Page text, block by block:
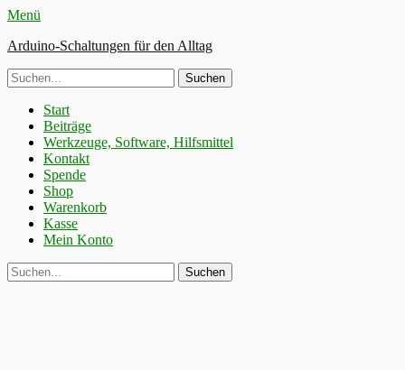
Menü
Arduino-Schaltungen für den Alltag
Suche
nach:
Primäres
Menü
Zum
Inhalt
springen
Start
Beiträge
Werkzeuge, Software, Hilfsmittel
Kontakt
Spende
Shop
Warenkorb
Kasse
Mein Konto
Suchen
Suche
nach: